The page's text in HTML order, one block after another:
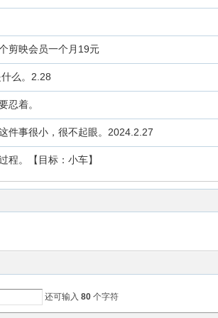
剪映会员一个月19元
么。2.28
忍着。
件事很小，很不起眼。2024.2.27
程。【目标：小车】
还可输入 80 个字符